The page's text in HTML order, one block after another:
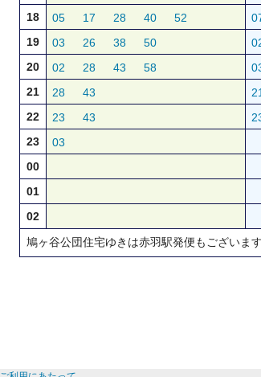
18
05 17 28 40 52
19
03 26 38 50
20
02 28 43 58
21
28 43 21
22
23 43
23
03
00
01
02
鳩ヶ谷公団住宅ゆきは赤羽駅発便もございま